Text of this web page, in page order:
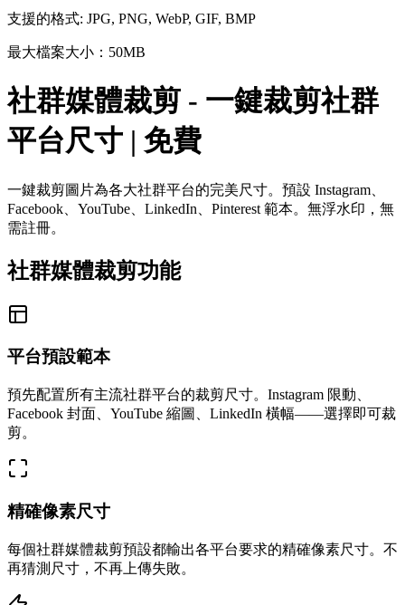
支援的格式: JPG, PNG, WebP, GIF, BMP
最大檔案大小：50MB
社群媒體裁剪 - 一鍵裁剪社群
平台尺寸 | 免費
一鍵裁剪圖片為各大社群平台的完美尺寸。預設 Instagram、
Facebook、YouTube、LinkedIn、Pinterest 範本。無浮水印，無
需註冊。
社群媒體裁剪功能
平台預設範本
預先配置所有主流社群平台的裁剪尺寸。Instagram 限動、
Facebook 封面、YouTube 縮圖、LinkedIn 橫幅——選擇即可裁
剪。
精確像素尺寸
每個社群媒體裁剪預設都輸出各平台要求的精確像素尺寸。不
再猜測尺寸，不再上傳失敗。